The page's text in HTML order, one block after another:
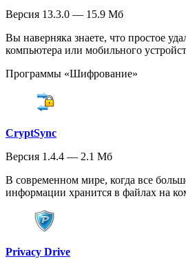
Версия 13.3.0 — 15.9 Мб
Вы наверняка знаете, что простое
компьютера или мобильного
Программы «Шифрование»
CryptSync
Версия 1.4.4 — 2.1 Мб
В современном мире, когда все
информации хранится в файлах на
Privacy Drive